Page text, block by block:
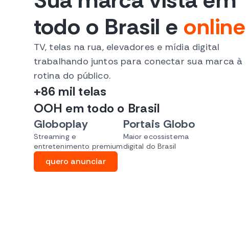
todo o Brasil e online
TV, telas na rua, elevadores e mídia digital
trabalhando juntos para conectar sua marca à
rotina do público.
+86 mil telas
OOH em todo o Brasil
Globoplay
Streaming e
entretenimento premium
Portais Globo
Maior ecossistema
digital do Brasil
quero anunciar